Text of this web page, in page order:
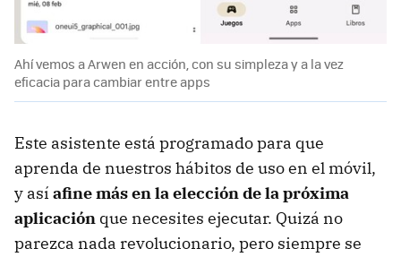
Ahí vemos a Arwen en acción, con su simpleza y a la vez
eficacia para cambiar entre apps
Este asistente está programado para que
aprenda de nuestros hábitos de uso en el móvil,
y así afine más en la elección de la próxima
aplicación que necesites ejecutar. Quizá no
parezca nada revolucionario, pero siempre se